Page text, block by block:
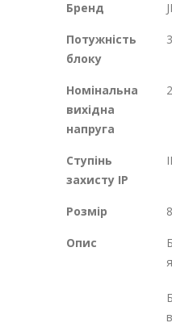
Бренд
Потужність
блоку
Номінальна
вихідна
напруга
Ступінь
захисту IP
Розмір
Опис